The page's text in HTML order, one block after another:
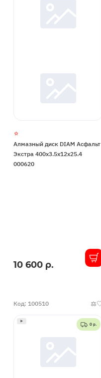
Алмазный диск DIAM Асфальт
Экстра 400x3.5x12x25.4
000620
В
10 600 р.
Код: 100510
0 р.